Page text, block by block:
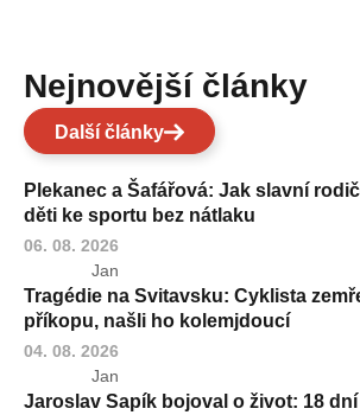
Nejnovější články
Další články
Plekanec a Šafářová: Jak slavní
děti ke sportu bez nátlaku
06. 08. 2026
Jan
Tragédie na Svitavsku: Cyklista
příkopu, našli ho kolemjdoucí
04. 08. 2026
Jan
Jaroslav Sapík bojoval o život: 18